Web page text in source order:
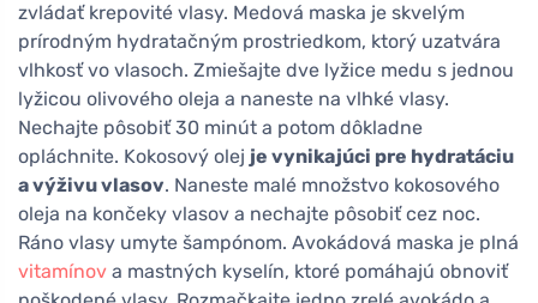
zvládať krepovité vlasy. Medová maska je skvelým
prírodným hydratačným prostriedkom, ktorý uzatvára
vlhkosť vo vlasoch. Zmiešajte dve lyžice medu s jednou
lyžicou olivového oleja a naneste na vlhké vlasy.
Nechajte pôsobiť 30 minút a potom dôkladne
opláchnite. Kokosový olej je vynikajúci pre hydratáciu
a výživu vlasov. Naneste malé množstvo kokosového
oleja na končeky vlasov a nechajte pôsobiť cez noc.
Ráno vlasy umyte šampónom. Avokádová maska je plná
vitamínov a mastných kyselín, ktoré pomáhajú obnoviť